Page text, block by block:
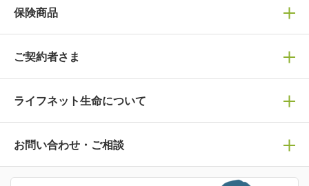
保険の選び方
保険選びで迷っている方はチェック！
保険の基礎知識や選び方を解説！
人生のステージに必要な保険がわかる！
保険ジャンバラヤ
保険商品
保険商品一覧
万が一に備える
病気や手術に備える
がん保険
ご契約者さま
マイページログイン
ライフネット生命について
ライフネット生命についてトップ
会社情報
お問い合わせ・ご相談